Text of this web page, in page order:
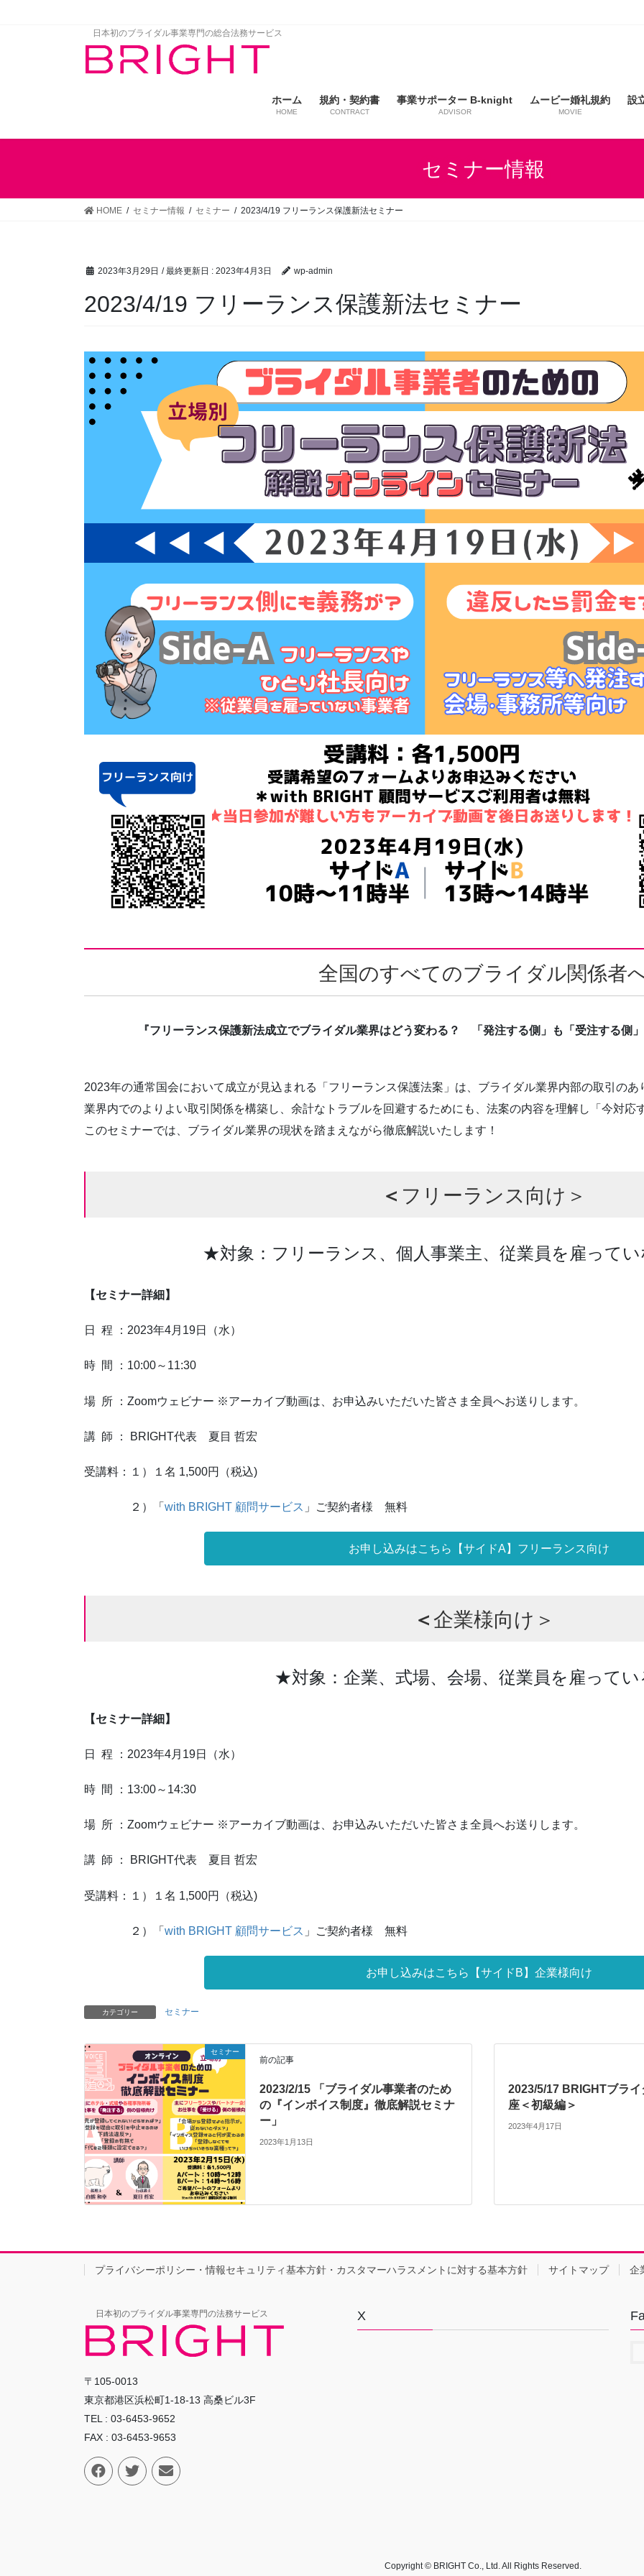
日本初のブライダル事業専門の総合法務サービス
ホーム
HOME
規約・契約書
CONTRACT
事業サポーター B-knight
ADVISOR
ムービー婚礼規約
MOVIE
設
セミナー情報
HOME セミナー情報 セミナー 2023/4/19 フリーランス保護新法セミナー
2023年3月29日 / 最終更新日 : 2023年4月3日 wp-admin
2023/4/19 フリーランス保護新法セミナー
全国のすべてのブライダル関係者
『フリーランス保護新法成立でブライダル業界はどう変わる？ 「発注する側」も「受注する側
2023年の通常国会において成立が見込まれる「フリーランス保護法案」は、ブライダル業界内部の取引の
業界内でのよりよい取引関係を構築し、余計なトラブルを回避するためにも、法案の内容を理解し「今対応
このセミナーでは、ブライダル業界の現状を踏まえながら徹底解説いたします！
＜ フリーランス向け＞
★対象：フリーランス、個人事業主、従業員を雇って
【セミナー詳細】
日 程 ：2023年4月19日（水）
時 間 ：10:00～11:30
場 所 ：Zoomウェビナー ※アーカイブ動画は、お申込みいただいた皆さま全員へお送りします。
講 師 ： BRIGHT代表 夏目 哲宏
受講料：１）１名 1,500円（税込)
２）「 with BRIGHT 顧問サービス 」ご契約者様 無料
お申し込みはこちら【サイドA】フリーランス向け
＜企業様向け＞
★対象：企業、式場、会場、従業員を雇ってい
【セミナー詳細】
日 程 ：2023年4月19日（水）
時 間 ：13:00～14:30
場 所 ：Zoomウェビナー ※アーカイブ動画は、お申込みいただいた皆さま全員へお送りします。
講 師 ： BRIGHT代表 夏目 哲宏
受講料：１）１名 1,500円（税込)
２）「 with BRIGHT 顧問サービス 」ご契約者様 無料
お申し込みはこちら【サイドB】企業様向け
カテゴリー セミナー
セミナー
前の記事
2023/2/15 「ブライダル事業者のため
の『インボイス制度』徹底解説セミナ
ー」
2023年1月13日
2023/5/17 BRIGHTブラ
座＜初級編＞
2023年4月17日
プライバシーポリシー・情報セキュリティ基本方針・カスタマーハラスメントに対する基本方針 サイトマップ 企
日本初のブライダル事業専門の法務サービス
〒105-0013
東京都港区浜松町1-18-13 高桑ビル3F
TEL : 03-6453-9652
FAX : 03-6453-9653
X
Copyright © BRIGHT Co., Ltd. All Rights Reserved.